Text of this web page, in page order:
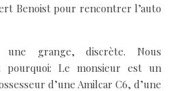
Benoist pour rencontrer l’auto
grange, discrète. Nous
pourquoi: Le monsieur est un
d’une Amilcar C6, d’une